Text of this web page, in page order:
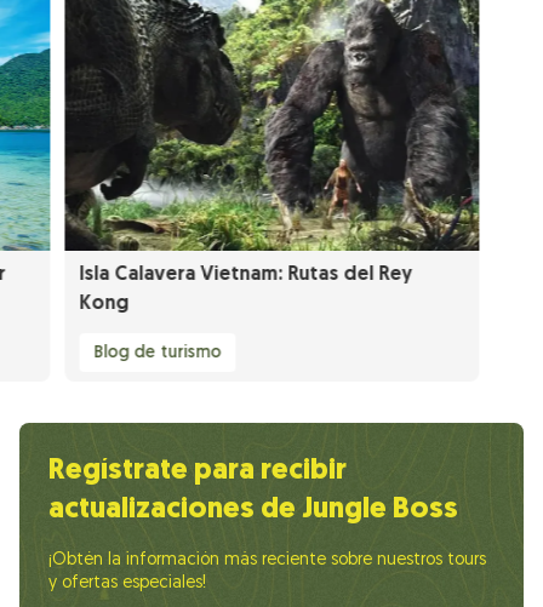
Isla Calavera Vietnam: Rutas del Rey
Kong
Blog de turismo
Regístrate para recibir
actualizaciones de Jungle Boss
¡Obtén la información más reciente sobre nuestros tours
y ofertas especiales!